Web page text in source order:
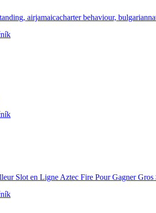
airjamaicacharter behaviour,
Slot en Ligne Aztec Fire Pour Gagner Gros